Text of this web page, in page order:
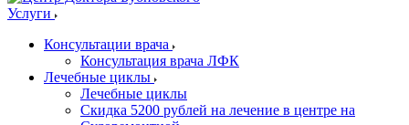
Услуги
Консультации врача
Консультация врача ЛФК
Лечебные циклы
Лечебные циклы
Скидка 5200 рублей на лечение в центре на